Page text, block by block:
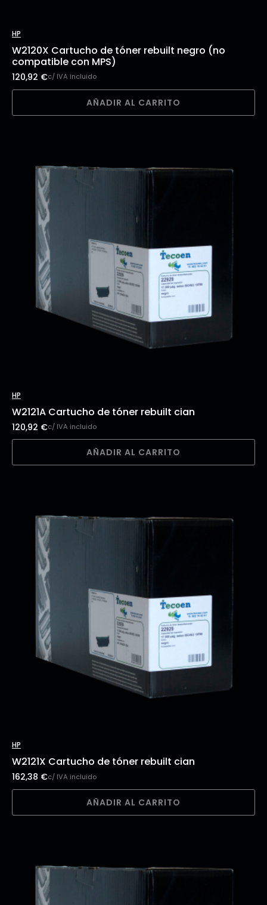
HP
W2120X Cartucho de tóner rebuilt negro (no
compatible con MPS)
120,92 €c/ IVA incluido
AÑADIR AL CARRITO
HP
W2121A Cartucho de tóner rebuilt cian
120,92 €c/ IVA incluido
AÑADIR AL CARRITO
HP
W2121X Cartucho de tóner rebuilt cian
162,38 €c/ IVA incluido
AÑADIR AL CARRITO